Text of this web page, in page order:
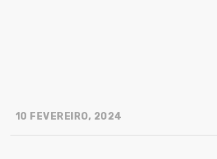
10 FEVEREIRO, 2024